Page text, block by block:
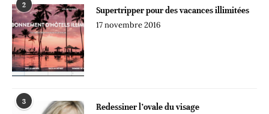
2
Supertripper pour des vacances illimitées
17 novembre 2016
3
Redessiner l’ovale du visage